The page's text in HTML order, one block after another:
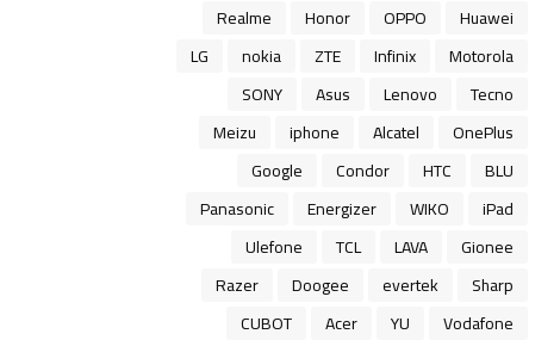
Huawei
OPPO
Honor
Realme
Motorola
Infinix
ZTE
nokia
LG
Tecno
Lenovo
Asus
SONY
OnePlus
Alcatel
iphone
Meizu
BLU
HTC
Condor
Google
iPad
WIKO
Energizer
Panasonic
Gionee
LAVA
TCL
Ulefone
Sharp
evertek
Doogee
Razer
Vodafone
YU
Acer
CUBOT